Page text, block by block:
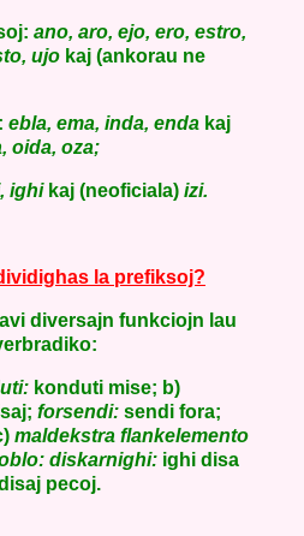
ano, aro, ejo, ero, estro,
ujo kaj (ankorau ne
ebla, ema, inda, enda kaj
oida, oza;
ighikaj (neoficiala) izi.
la prefiksoj?
diversajn funkciojn lau
konduti mise; b)
forsendi: sendi fora;
maldekstra flankelemento
diskarnighi: ighi disa
pecoj.